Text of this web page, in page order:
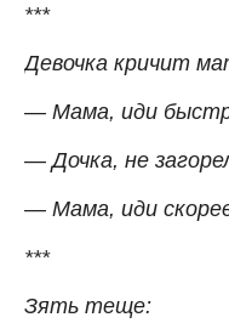
***
Девочка кричит
— Мама, иди
— Дочка, не
— Мама, иди
***
Зять теще: